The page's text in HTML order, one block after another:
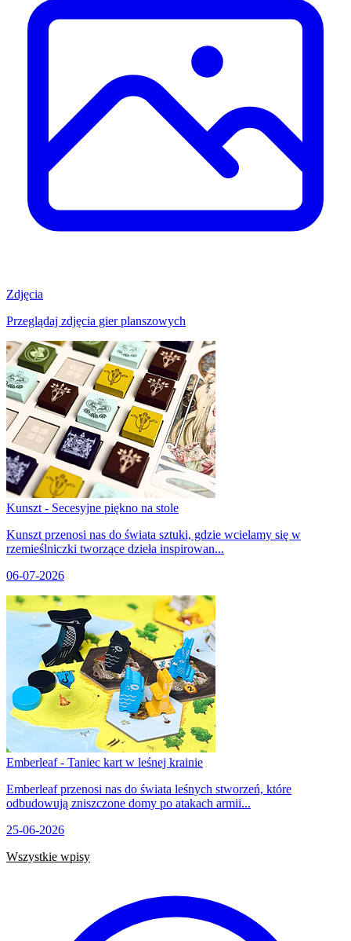
Zdjęcia
Przeglądaj zdjęcia gier planszowych
Kunszt - Secesyjne piękno na stole
Kunszt przenosi nas do świata sztuki, gdzie wcielamy się w
rzemieślniczki tworzące dzieła inspirowan...
06-07-2026
Emberleaf - Taniec kart w leśnej krainie
Emberleaf przenosi nas do świata leśnych stworzeń, które
odbudowują zniszczone domy po atakach armii...
25-06-2026
Wszystkie wpisy